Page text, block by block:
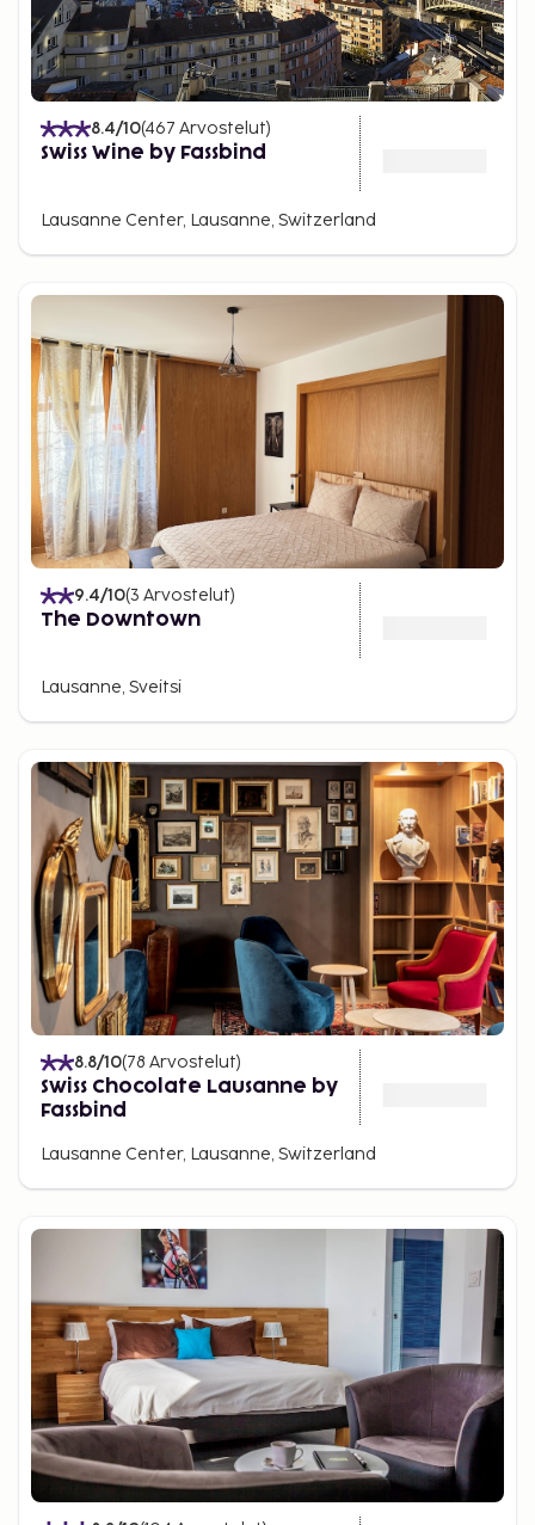
8.4/10(467 Arvostelut)
Swiss Wine by Fassbind
Lausanne Center, Lausanne, Switzerland
9.4/10(3 Arvostelut)
The Downtown
Lausanne, Sveitsi
8.8/10(78 Arvostelut)
Swiss Chocolate Lausanne by
Fassbind
Lausanne Center, Lausanne, Switzerland